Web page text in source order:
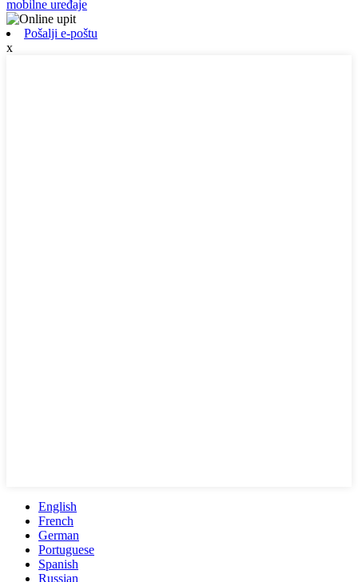
mobilne uređaje
Pošalji e-poštu
x
English
French
German
Portuguese
Spanish
Russian